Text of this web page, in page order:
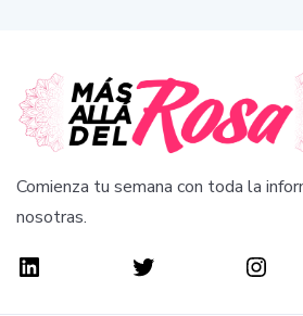
Comienza tu semana con toda la
nosotras.